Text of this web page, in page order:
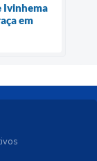
Ivinhema
em